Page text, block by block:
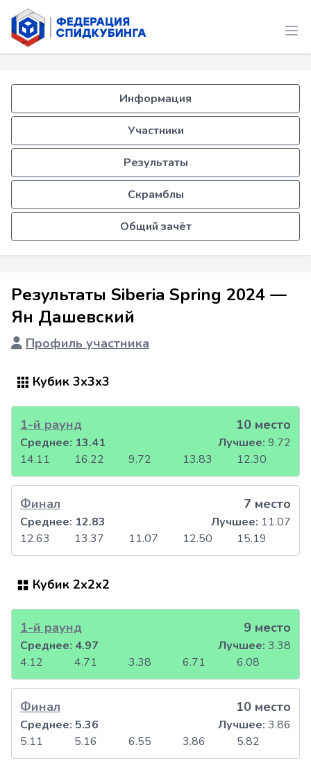
Информация
Участники
Результаты
Скрамблы
Общий зачёт
Результаты Siberia Spring 2024 —
Ян Дашевский
Профиль участника
Кубик 3x3x3
1-й раунд 10 место
14.11 16.22 9.72 13.83 12.30
Среднее: 13.41 Лучшее: 9.72
Финал 7 место
12.63 13.37 11.07 12.50 15.19
Среднее: 12.83 Лучшее: 11.07
Кубик 2x2x2
1-й раунд 9 место
4.12 4.71 3.38 6.71 6.08
Среднее: 4.97 Лучшее: 3.38
Финал 10 место
5.11 5.16 6.55 3.86 5.82
Среднее: 5.36 Лучшее: 3.86